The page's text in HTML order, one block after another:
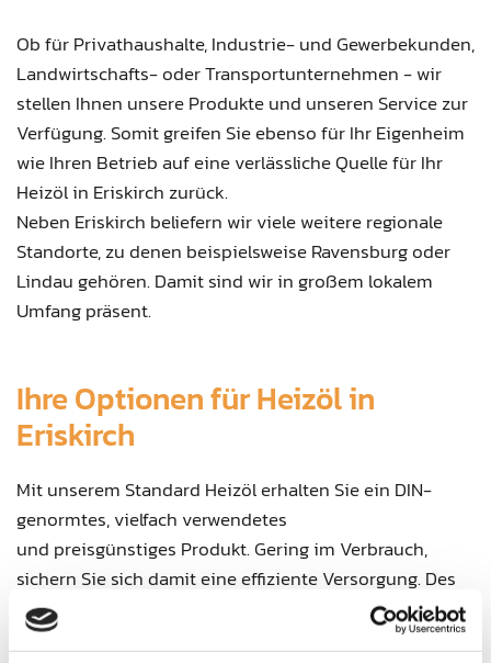
Ob für Privathaushalte, Industrie- und Gewerbekunden,
Landwirtschafts- oder Transportunternehmen - wir
stellen Ihnen unsere Produkte und unseren Service zur
Verfügung. Somit greifen Sie ebenso für Ihr Eigenheim
wie Ihren Betrieb auf eine verlässliche Quelle für Ihr
Heizöl in Eriskirch zurück.
Neben Eriskirch beliefern wir viele weitere regionale
Standorte, zu denen beispielsweise Ravensburg oder
Lindau gehören. Damit sind wir in großem lokalem
Umfang präsent.
Ihre Optionen für Heizöl in
Eriskirch
Mit unserem Standard Heizöl erhalten Sie ein DIN-
genormtes, vielfach verwendetes
und preisgünstiges Produkt. Gering im Verbrauch,
sichern Sie sich damit eine effiziente Versorgung. Des
Weiteren bieten wir Ihnen auch Premium Heizöle, die
vor allem in moderneren Heizungsanlagen